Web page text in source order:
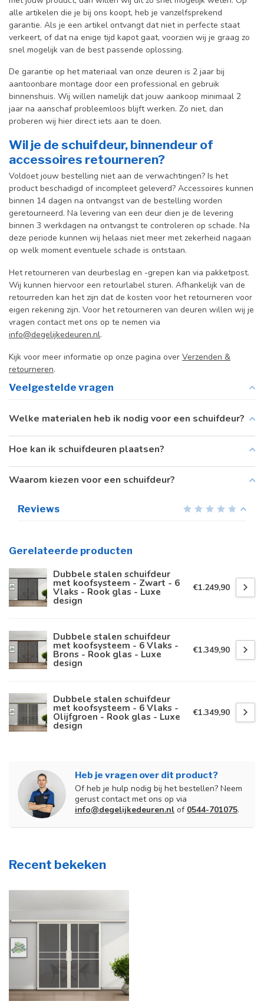
alle artikelen die je bij ons koopt, heb je vanzelfsprekend
garantie. Als je een artikel ontvangt dat niet in perfecte staat
verkeert, of dat na enige tijd kapot gaat, voorzien wij je graag zo
snel mogelijk van de best passende oplossing.
De garantie op het materiaal van onze deuren is 2 jaar bij
aantoonbare montage door een professional en gebruik
binnenshuis. Wij willen namelijk dat jouw aankoop minimaal 2
jaar na aanschaf probleemloos blijft werken. Zo niet, dan
proberen wij hier direct iets aan te doen.
Wil je de schuifdeur, binnendeur of
accessoires retourneren?
Voldoet jouw bestelling niet aan de verwachtingen? Is het
product beschadigd of incompleet geleverd? Accessoires kunnen
binnen 14 dagen na ontvangst van de bestelling worden
geretourneerd. Na levering van een deur dien je de levering
binnen 3 werkdagen na ontvangst te controleren op schade. Na
deze periode kunnen wij helaas niet meer met zekerheid nagaan
op welk moment eventuele schade is ontstaan.
Het retourneren van deurbeslag en -grepen kan via pakketpost.
Wij kunnen hiervoor een retourlabel sturen. Afhankelijk van de
retourreden kan het zijn dat de kosten voor het retourneren voor
eigen rekening zijn. Voor het retourneren van deuren willen wij je
vragen contact met ons op te nemen via
info@degelijkedeuren.nl.
Kijk voor meer informatie op onze pagina over Verzenden &
retourneren.
Veelgestelde vragen
Welke materialen heb ik nodig voor een schuifdeur?
Hoe kan ik schuifdeuren plaatsen?
Waarom kiezen voor een schuifdeur?
Reviews
Gerelateerde producten
Dubbele stalen schuifdeur
met koofsysteem - Zwart - 6
Vlaks - Rook glas - Luxe
design
€1.249,90
Dubbele stalen schuifdeur
met koofsysteem - 6 Vlaks -
Brons - Rook glas - Luxe
design
€1.349,90
Dubbele stalen schuifdeur
met koofsysteem - 6 Vlaks -
Olijfgroen - Rook glas - Luxe
design
€1.349,90
Heb je vragen over dit product?
Of heb je hulp nodig bij het bestellen? Neem
gerust contact met ons op via
info@degelijkedeuren.nl of 0544-701075.
Recent bekeken